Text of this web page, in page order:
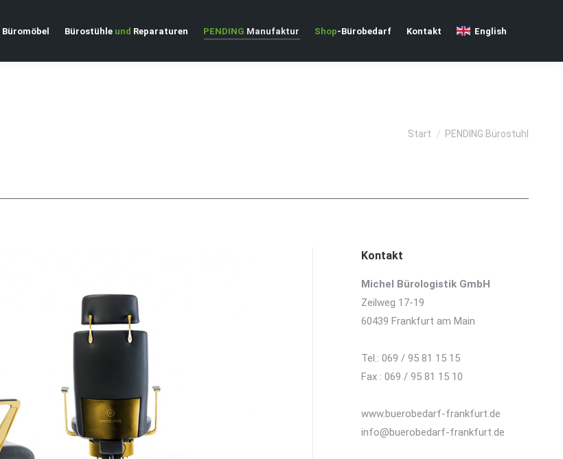
Büromöbel Bürostühle und Reparaturen PENDING Manufaktur Shop-Bürobedarf Kontakt English
Sie befinden sich hier:
Start PENDING Bürostuhl
Kontakt
Michel Bürologistik GmbH
Zeilweg 17-19
60439 Frankfurt am Main
Tel.: 069 / 95 81 15 15
Fax : 069 / 95 81 15 10
www.buerobedarf-frankfurt.de
info@buerobedarf-frankfurt.de